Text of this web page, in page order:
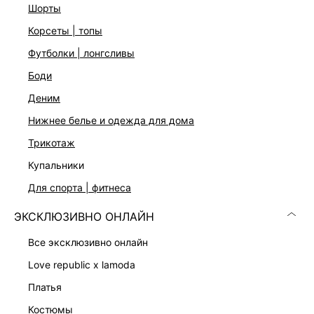
шорты
корсеты | топы
футболки | лонгсливы
боди
деним
нижнее белье и одежда для дома
трикотаж
купальники
для спорта | фитнеса
ЭКСКЛЮЗИВНО ОНЛАЙН
все эксклюзивно онлайн
love republic x lamoda
платья
костюмы
ДОСТАВКА И ВОЗВРАТ
Подробные условия доставки и возврата
КОМПАНИЯ
КЛИЕНТАМ